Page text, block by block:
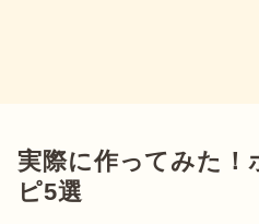
実際に作ってみた！
ピ5選